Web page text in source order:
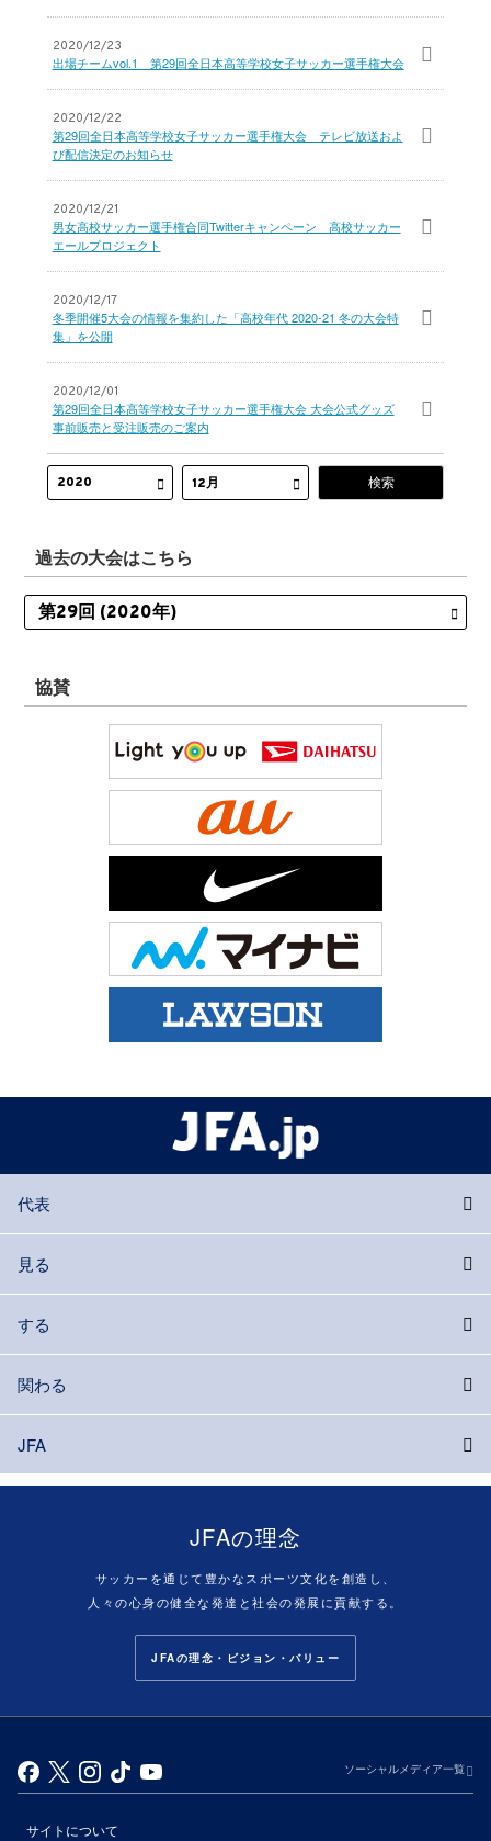
2020/12/23
出場チームvol.1 第29回全日本高等学校女子サッカー選手権大会
2020/12/22
第29回全日本高等学校女子サッカー選手権大会 テレビ放送およ
び配信決定のお知らせ
2020/12/21
男女高校サッカー選手権合同Twitterキャンペーン 高校サッカー
エールプロジェクト
2020/12/17
冬季開催5大会の情報を集約した「高校年代 2020-21 冬の大会特
集」を公開
2020/12/01
第29回全日本高等学校女子サッカー選手権大会 大会公式グッズ
事前販売と受注販売のご案内
過去の大会はこちら
協賛
代表
見る
する
関わる
JFA
JFAの理念
サッカーを通じて豊かなスポーツ文化を創造し、
人々の心身の健全な発達と社会の発展に貢献する。
JFAの理念・ビジョン・バリュー
ソーシャルメディア一覧
サイトについて